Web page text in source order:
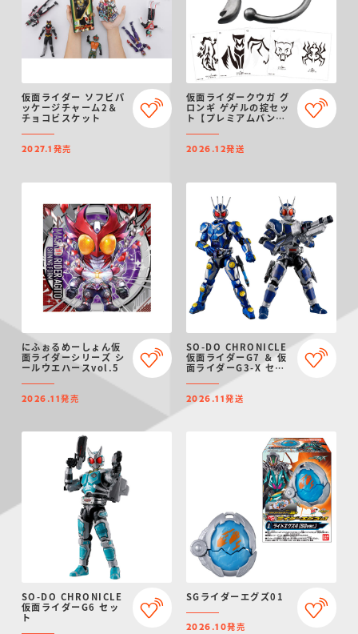
仮面ライダー ソフビパ
ッケージチャーム2＆
チョコビスケット
2027.1 発売
仮面ライダークウガ グ
ロンギ ゲゲルの掟セッ
ト【プレミアムバンダ
ル）
2026.12発送
にふぉるめーしょん仮
面ライダーシリーズ シ
ールウエハースvol.5
2026.11発売
SO-DO CHRONICLE
仮面ライダーG7 ＆ 仮
面ライダーG3-X セッ
2026.11発送
SO-DO CHRONICLE
仮面ライダーG6 セッ
ト
SGライダーエグズ01
2026.10発売